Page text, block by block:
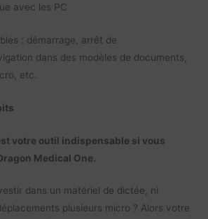
avec les PC
: démarrage, arrêt de
dans des modèles de documents,
etc.
votre outil indispensable si vous
Medical One.
dans un matériel de dictée, ni
plusieurs micro ? Alors votre